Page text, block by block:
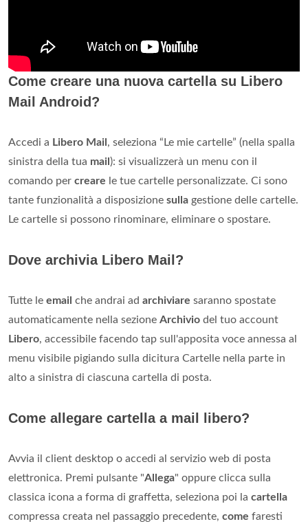
Come creare una nuova cartella su Libero
Mail Android?
Accedi a Libero Mail , seleziona “Le mie cartelle” (nella spalla
sinistra della tua mail ): si visualizzerà un menu con il
comando per creare le tue cartelle personalizzate. Ci sono
tante funzionalità a disposizione sulla gestione delle cartelle.
Le cartelle si possono rinominare, eliminare o spostare.
Dove archivia Libero Mail?
Tutte le email che andrai ad archiviare saranno spostate
automaticamente nella sezione Archivio del tuo account
Libero, accessibile facendo tap sull'apposita voce annessa al
menu visibile pigiando sulla dicitura Cartelle nella parte in
alto a sinistra di ciascuna cartella di posta.
Come allegare cartella a mail libero?
Avvia il client desktop o accedi al servizio web di posta
elettronica. Premi pulsante "Allega" oppure clicca sulla
classica icona a forma di graffetta, seleziona poi la cartella
compressa creata nel passaggio precedente, come faresti